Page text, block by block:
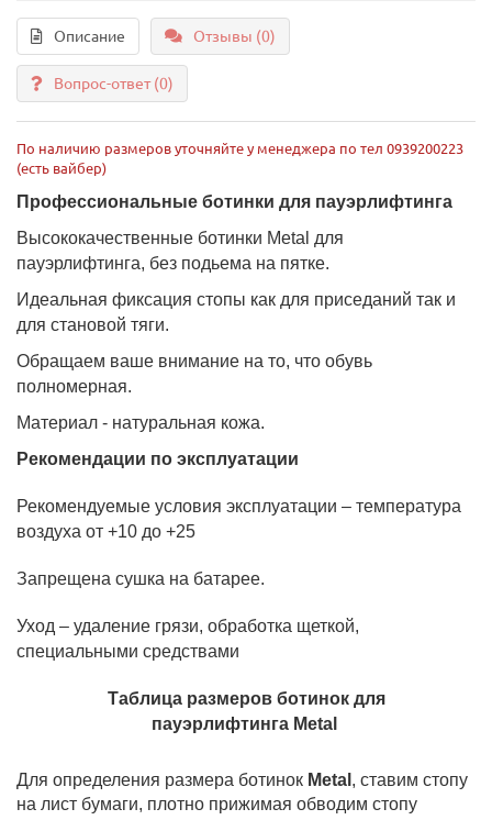
Описание Отзывы (0)
Вопрос-ответ(0)
По наличию размеров уточняйте у менеджера по тел 0939200223
(есть вайбер)
Профессиональные ботинки для пауэрлифтинга
Высококачественные ботинки Metal для
пауэрлифтинга, без подьема на пятке.
Идеальная фиксация стопы как для приседаний так и
для становой тяги.
Обращаем ваше внимание на то, что обувь
полномерная.
Материал - натуральная кожа.
Рекомендации по эксплуатации
Рекомендуемые условия эксплуатации – температура
воздуха от +10 до +25
Запрещена сушка на батарее.
Уход – удаление грязи, обработка щеткой,
специальными средствами
Таблица размеров ботинок для
пауэрлифтинга Metal
Для определения размера ботинок Metal , ставим стопу
на лист бумаги, плотно прижимая обводим стопу